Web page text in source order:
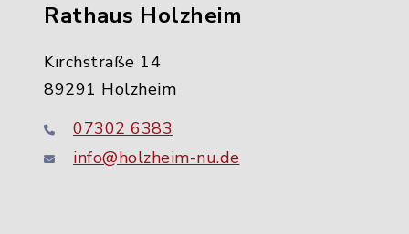
Rathaus Holzheim
Kirchstraße 14
89291 Holzheim
07302 6383
info@holzheim-nu.de